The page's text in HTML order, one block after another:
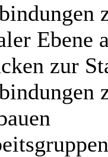
Ebene
zur